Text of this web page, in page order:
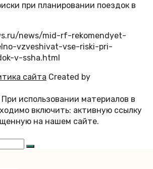
при планировании поездок в
news/mid-rf-rekomendyet-
vzveshivat-vse-riski-pri-
v-ssha.html
сайта Created by
использовании материалов в
включить: активную ссылку
на нашем сайте.